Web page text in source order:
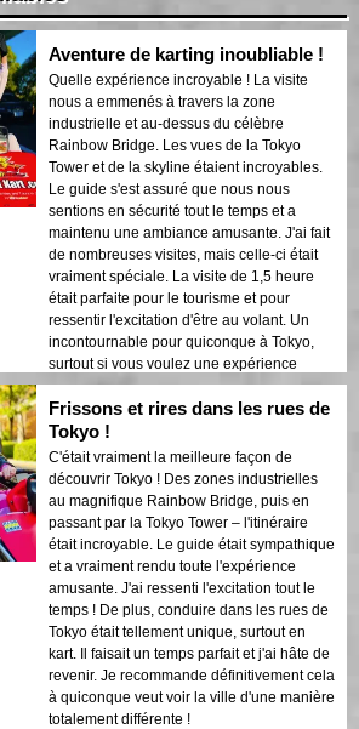
Aventure de karting inoubliable !
Quelle expérience incroyable ! La visite
nous a emmenés à travers la zone
industrielle et au-dessus du célèbre
Rainbow Bridge. Les vues de la Tokyo
Tower et de la skyline étaient incroyables.
Le guide s'est assuré que nous nous
sentions en sécurité tout le temps et a
maintenu une ambiance amusante. J'ai fait
de nombreuses visites, mais celle-ci était
vraiment spéciale. La visite de 1,5 heure
était parfaite pour le tourisme et pour
ressentir l'excitation d'être au volant. Un
incontournable pour quiconque à Tokyo,
surtout si vous voulez une expérience
palpitante avec des vues fantastiques !
Frissons et rires dans les rues de
Tokyo !
C'était vraiment la meilleure façon de
découvrir Tokyo ! Des zones industrielles
au magnifique Rainbow Bridge, puis en
passant par la Tokyo Tower – l'itinéraire
était incroyable. Le guide était sympathique
et a vraiment rendu toute l'expérience
amusante. J'ai ressenti l'excitation tout le
temps ! De plus, conduire dans les rues de
Tokyo était tellement unique, surtout en
kart. Il faisait un temps parfait et j'ai hâte de
revenir. Je recommande définitivement cela
à quiconque veut voir la ville d'une manière
totalement différente !